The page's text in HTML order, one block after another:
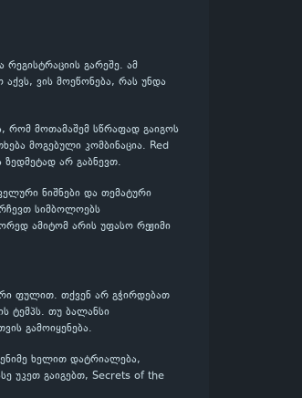
გარეშე. ამ
ვის მოეწონება, რას უნდა
რომ მოთამაშემ სწრაფად გაიგოს
მოგებული კომბინაცია. Red
არ გაბნევთ.
ნიშნები და თემატური
სიმბოლოებს
ამიტომ არის უფასო რეჟიმი
ფულით. თქვენ არ გჭირდებათ
ტემპს. თუ ბალანსი
გამოიყენება.
ხელით დატრიალება,
უკეთ გაიგებთ, Secrets of the